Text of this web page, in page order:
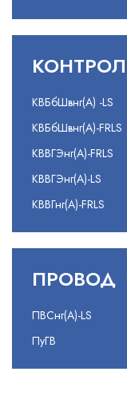
КВБбШвнг(А) -LS
КВБбШвнг(А)-FRLS
КВВГЭнг(А)-FRLS
КВВГЭнг(А)-LS
КВВГнг(А)-FRLS
ПРОВОД
ПВСнг(А)-LS
ПуГВ